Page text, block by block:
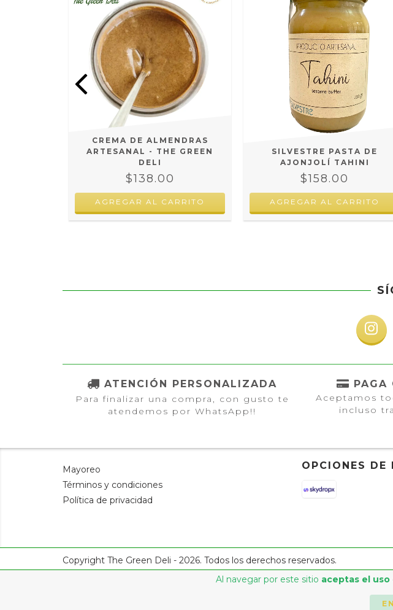
Al navegar por este sitio aceptas el
CREMA DE ALMENDRAS
ARTESANAL - THE GREEN
DELI
$138.00
SILVESTRE PASTA DE
AJONJOLÍ TAHINI
$158.00
ATENCIÓN PERSONALIZADA
Para finalizar una compra, con gusto te
atendemos por WhatsApp!!
PAGA
Aceptamos
incluso
Mayoreo
Términos y condiciones
Política de privacidad
OPCIONES DE
Copyright The Green Deli - 2026. Todos los derechos reservados.